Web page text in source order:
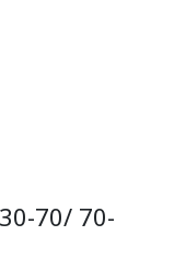
70/ 70-